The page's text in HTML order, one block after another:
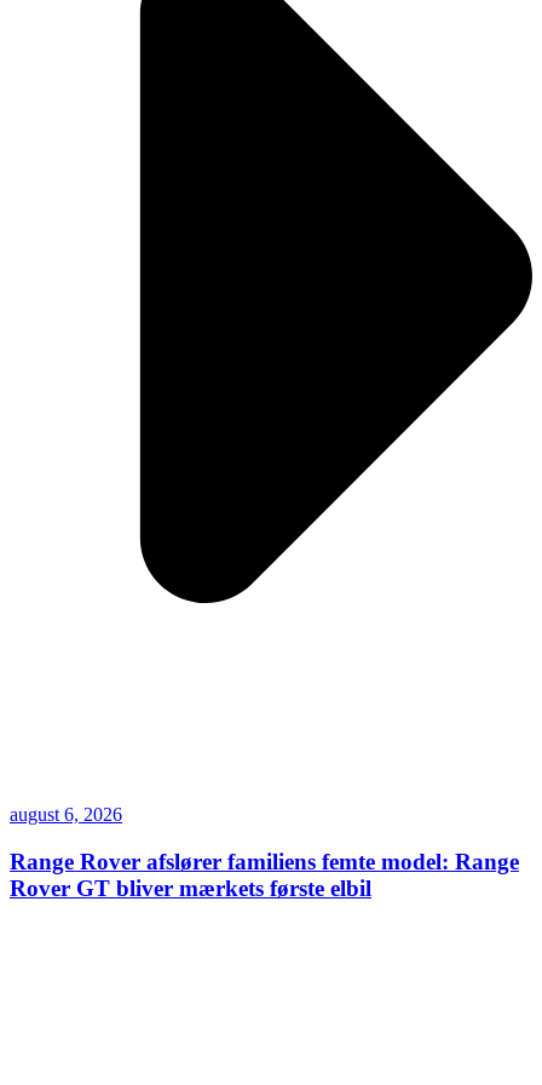
august 6, 2026
Range Rover afslører familiens femte model: Range
Rover GT bliver mærkets første elbil